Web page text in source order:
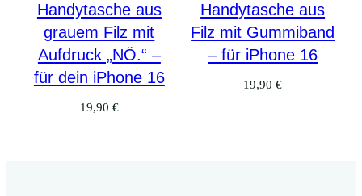
Handytasche aus
grauem Filz mit
Aufdruck „NÖ.“ –
für dein iPhone 16
19,90 €
Handytasche aus
Filz mit Gummiband
– für iPhone 16
19,90€